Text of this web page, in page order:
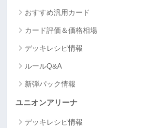
おすすめ汎用カード
カード評価＆価格相場
デッキレシピ情報
ルールQ&A
新弾パック情報
ユニオンアリーナ
デッキレシピ情報